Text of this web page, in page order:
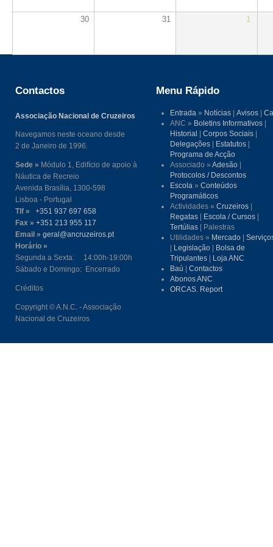
30 31 1
Contactos
Associação Nacional de Cruzeiros
Navegamos neste oceano desde
2 de Janeiro de 1996.
Sede » Módulo 1, Edifício de apoio à
Náutica de Recreio
Avenida Brasília, 1300-598
Lisboa - Portugal
Tlf »
+351 937 697 658
Fax » +351 213 955 117
Email » geral@ancruzeiros.pt
Horário »
Segunda a Sexta: 14:00h-19:00h
Sábado e Domingo: Encerrado
Créditos
Copyright © A.N.C. - Associação
Nacional de Cruzeiros
Menu Rápido
Entrada » Notícias |Avisos |
ANC » Boletins Informativos
Historial
|Corpos Sociais
Delegações
Estatutos
Programa de Acção
Associado »Adesão
Protocolos / Descontos
Escola »Conteúdos
Programáticos
Actividades »Cruzeiros
Regatas
Escola / Cursos
Tertúlias | Palestras
Utilidades » Mercado |
Legislação
Bolsa de
Tripulantes
Loja ANC
Baú |Contactos
Abonos ANC
ORCAS. Report